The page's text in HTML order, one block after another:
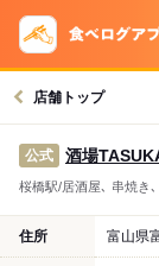
店舗トップ
公式 酒場
桜橋駅/居酒屋､ 串焼き
住所 富山県